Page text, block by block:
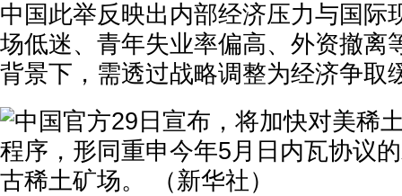
中国此举反映出内部经济压力与国际
场低迷、青年失业率偏高、外资撤离
背景下，需透过战略调整为经济争取